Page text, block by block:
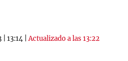
13:14 |Actualizado a las 13:22